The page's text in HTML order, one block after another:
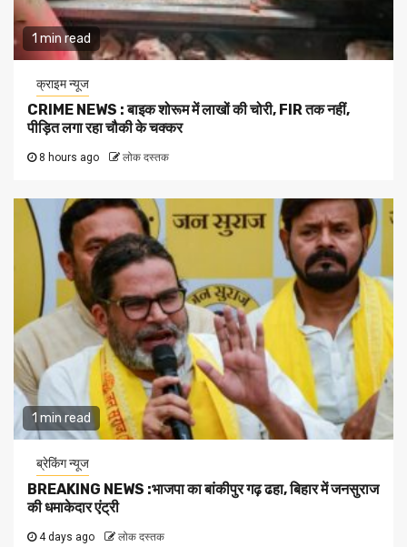
1 min read
क्राइम न्यूज
CRIME NEWS : बाइक शोरूम में लाखों की चोरी, FIR तक नहीं,
पीड़ित लगा रहा चौकी के चक्कर
8 hours ago लोक दस्तक
1 min read
ब्रेकिंग न्यूज
BREAKING NEWS :भाजपा का बांकीपुर गढ़ ढहा, बिहार में जनसुराज
की धमाकेदार एंट्री
4 days ago लोक दस्तक